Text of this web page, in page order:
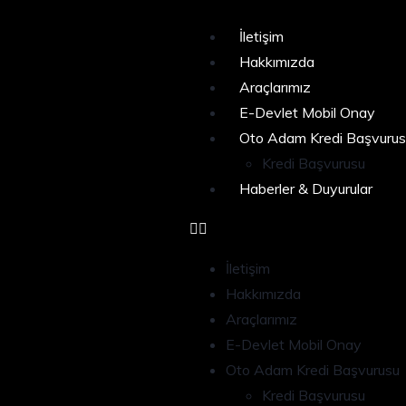
İletişim
Hakkımızda
Araçlarımız
E-Devlet Mobil Onay
Oto Adam Kredi
Kredi Başvurusu
Haberler & Duyurular
İletişim
Hakkımızda
Araçlarımız
E-Devlet Mobil Onay
Oto Adam Kredi Başvurusu
Kredi Başvurusu